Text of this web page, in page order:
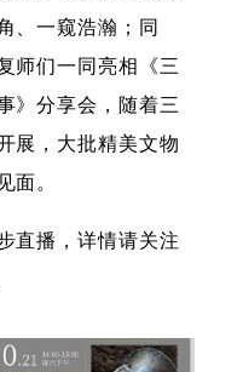
、一窥浩瀚；同
师们一同亮相《三
》分享会，随着三
展，大批精美文物
面。
直播，详情请关注